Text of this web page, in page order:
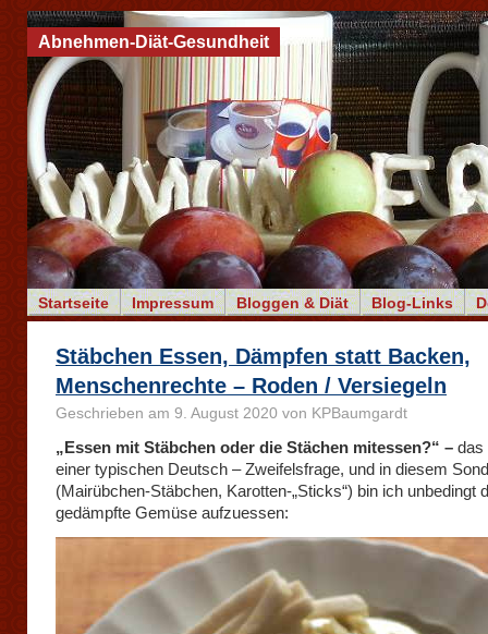
Startseite Impressum Bloggen & Diät Blog-Links
Abnehmen-Diät-Gesundheit
Stäbchen Essen, Dämpfen statt Backen,
Menschenrechte – Roden / Versiegeln
Geschrieben am 9. August 2020 von KPBaumgardt
„Essen mit Stäbchen oder die Stächen mitessen?“ – das
einer typischen Deutsch – Zweifelsfrage, und in diesem
(Mairübchen-Stäbchen, Karotten-„Sticks“) bin ich unbedingt
gedämpfte Gemüse aufzuessen: